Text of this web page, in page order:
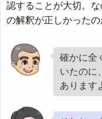
認することが大切。
の解釈が正しかったの
確かに全
いたのに
あります